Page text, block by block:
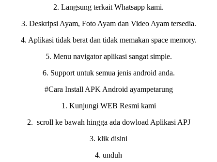
2. Langsung terkait Whatsapp kami.
3. Deskripsi Ayam, Foto Ayam dan Video Ayam tersedia.
4. Aplikasi tidak berat dan tidak memakan space memory.
5. Menu navigator aplikasi sangat simple.
6. Support untuk semua jenis android anda.
#Cara Install APK Android ayampetarung
1. Kunjungi WEB Resmi kami
2. scroll ke bawah hingga ada dowload Aplikasi APJ
3. klik disini
4. unduh